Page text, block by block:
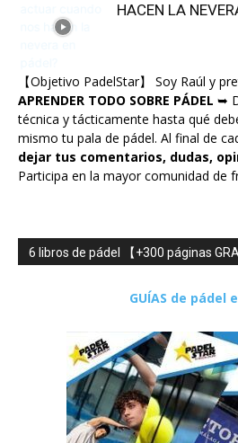
HACEN LA
【Objetivo PadelStar】 Soy Raúl y
APRENDER TODO SOBRE PÁDEL ➥
técnica y tácticamente hasta qué
mismo tu pala de pádel. Al final de
dejar tus comentarios, dudas,
Participa en la mayor comunidad de
6 libros de pádel 【+300 páginas
GUÍAS de pádel